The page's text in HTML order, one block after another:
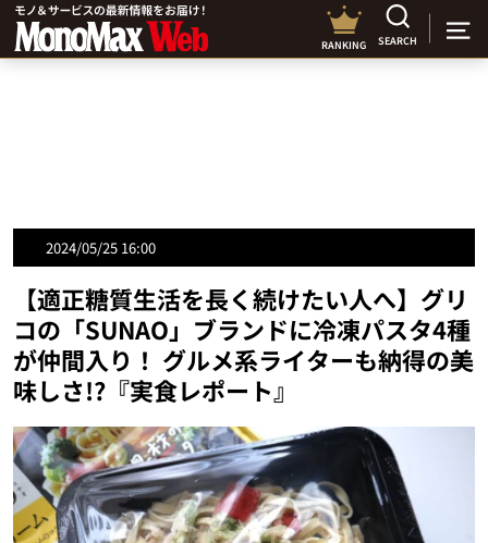
RANKING SEARCH
2024/05/25 16:00
【適正糖質生活を長く続けたい人へ】グリ
コの「SUNAO」ブランドに冷凍パスタ4種
が仲間入り！ グルメ系ライターも納得の美
味しさ!?『実食レポート』